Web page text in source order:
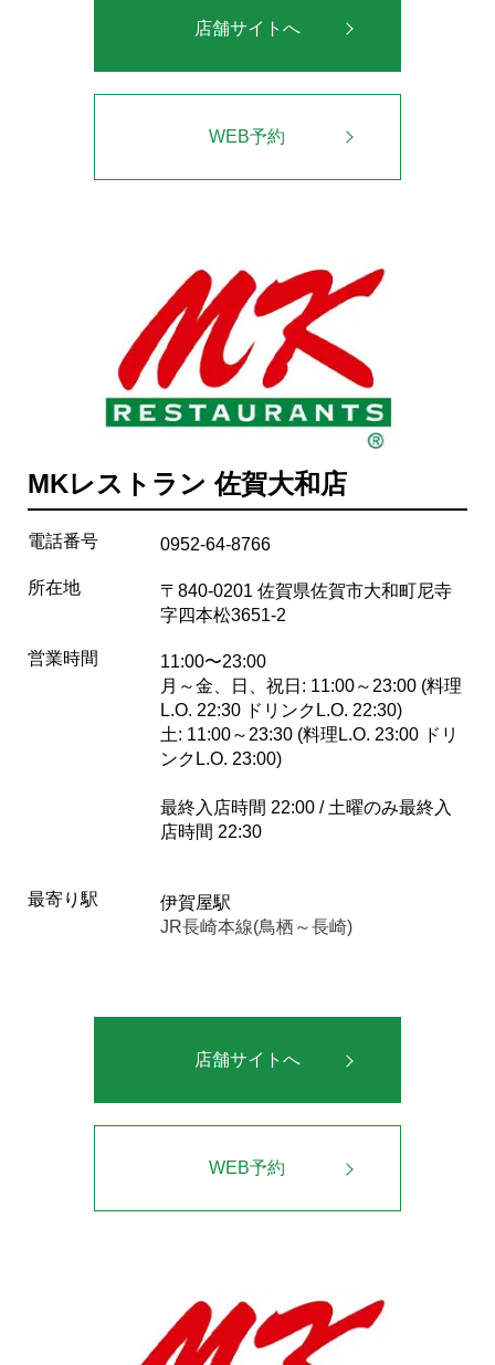
店舗サイトへ
WEB予約
MKレストラン 佐賀大和店
電話番号 0952-64-8766
所在地
〒840-0201 佐賀県佐賀市大和町尼寺
字四本松3651-2
営業時間
11:00〜23:00
月～金、日、祝日: 11:00～23:00 (料理
L.O. 22:30 ドリンクL.O. 22:30)
土: 11:00～23:30 (料理L.O. 23:00 ドリ
ンクL.O. 23:00)
最終入店時間 22:00 / 土曜のみ最終入
店時間 22:30
最寄り駅
伊賀屋駅
JR長崎本線(鳥栖～長崎)
店舗サイトへ
WEB予約